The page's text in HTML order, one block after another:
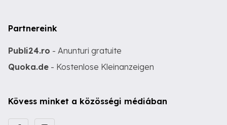
Partnereink
Publi24.ro - Anunturi gratuite
Quoka.de - Kostenlose Kleinanzeigen
Kövess minket a közösségi médiában